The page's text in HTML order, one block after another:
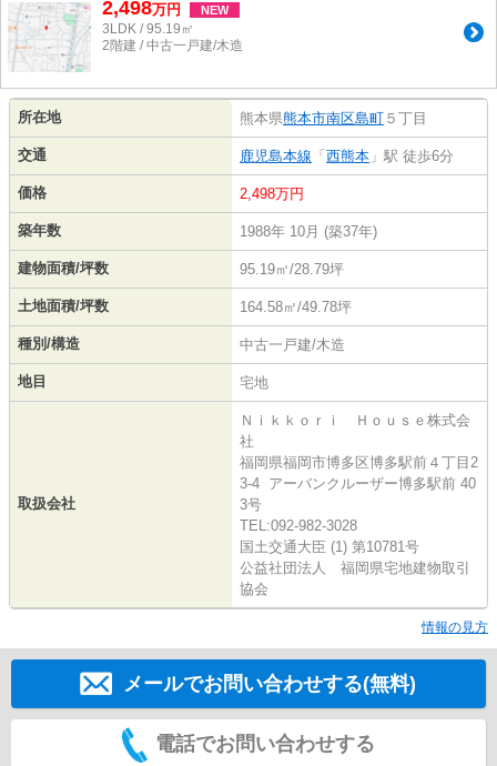
2,498万円 NEW
3LDK / 95.19㎡
2階建 / 中古一戸建/木造
所在地 熊本県熊本市南区島町 ５丁目
交通 鹿児島本線 「 西熊本 」駅 徒歩6分
価格 2,498万円
築年数 1988年 10月 (築37年)
建物面積/坪数 95.19㎡/28.79坪
土地面積/坪数 164.58㎡/49.78坪
種別/構造 中古一戸建/木造
地目 宅地
取扱会社
Ｎｉｋｋｏｒｉ Ｈｏｕｓｅ株式会
社
福岡県福岡市博多区博多駅前４丁目2
3-4 アーバンクルーザー博多駅前 40
3号
TEL:092-982-3028
国土交通大臣 (1) 第10781号
公益社団法人 福岡県宅地建物取引
協会
情報の見方
メールでお問い合わせする(無料)
電話でお問い合わせする